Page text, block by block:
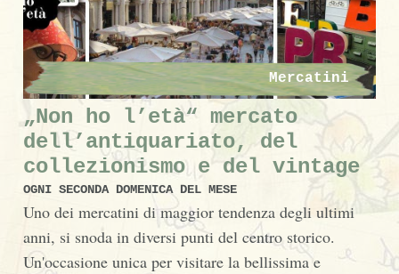
Mercatini
„Non ho l’età“ mercato
dell’antiquariato, del
collezionismo e del vintage
OGNI SECONDA DOMENICA DEL MESE
Uno dei mercatini di maggior tendenza degli ultimi
anni, si snoda in diversi punti del centro storico.
Un'occasione unica per visitare la bellissima e